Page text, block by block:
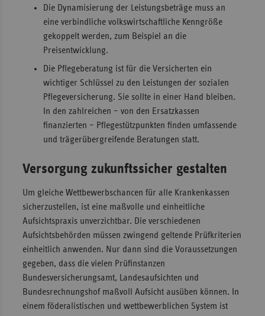
Die Dynamisierung der Leistungsbeträge muss an
eine verbindliche volkswirtschaftliche Kenngröße
gekoppelt werden, zum Beispiel an die
Preisentwicklung.
Die Pflegeberatung ist für die Versicherten ein
wichtiger Schlüssel zu den Leistungen der sozialen
Pflegeversicherung. Sie sollte in einer Hand bleiben.
In den zahlreichen – von den Ersatzkassen
finanzierten – Pflegestützpunkten finden umfassende
und trägerübergreifende Beratungen statt.
Versorgung zukunftssicher gestalten
Um gleiche Wettbewerbschancen für alle Krankenkassen
sicherzustellen, ist eine maßvolle und einheitliche
Aufsichtspraxis unverzichtbar. Die verschiedenen
Aufsichtsbehörden müssen zwingend geltende Prüfkriterien
einheitlich anwenden. Nur dann sind die Voraussetzungen
gegeben, dass die vielen Prüfinstanzen
Bundesversicherungsamt, Landesaufsichten und
Bundesrechnungshof maßvoll Aufsicht ausüben können. In
einem föderalistischen und wettbewerblichen System ist